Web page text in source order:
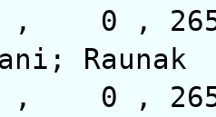
, 0 ,
Raunak
, 0